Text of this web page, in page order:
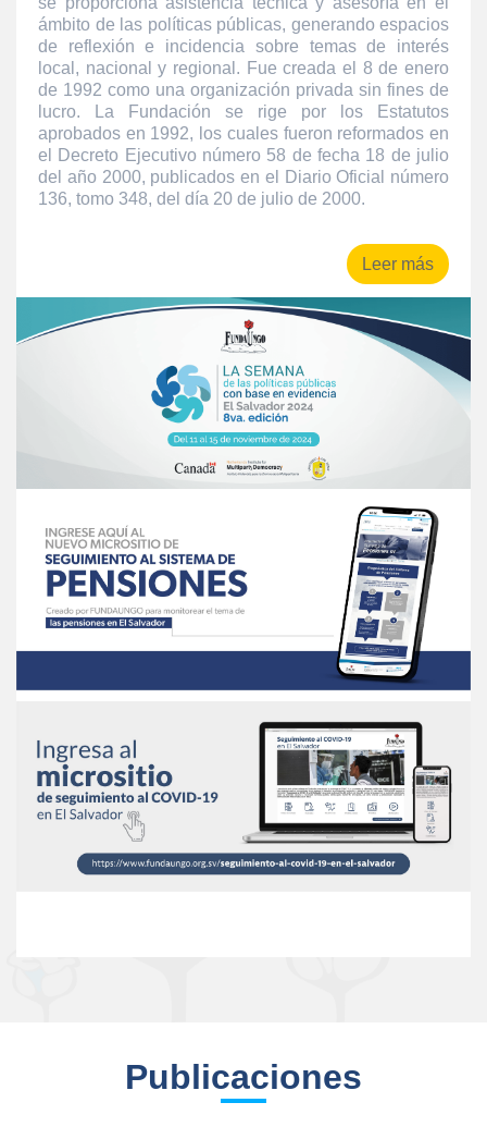
ámbito de las políticas públicas, generando espacios
de reflexión e incidencia sobre temas de interés
local, nacional y regional. Fue creada el 8 de enero
de 1992 como una organización privada sin fines de
lucro. La Fundación se rige por los Estatutos
aprobados en 1992, los cuales fueron reformados en
el Decreto Ejecutivo número 58 de fecha 18 de julio
del año 2000, publicados en el Diario Oficial número
136, tomo 348, del día 20 de julio de 2000.
Leer más
Publicaciones